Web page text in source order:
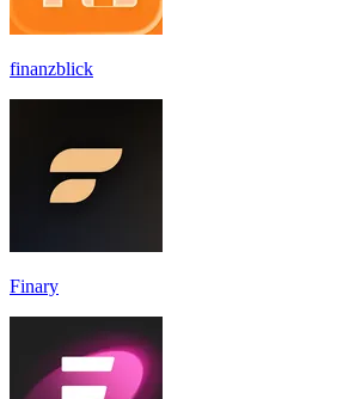
finanzblick
Finary